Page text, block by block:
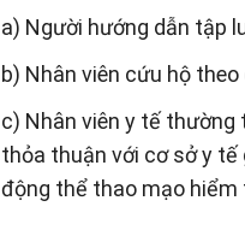
a) Người hướng dẫn tập
b) Nhân viên cứu hộ
c) Nhân viên y tế thường
thỏa thuận với cơ sở y
động thể thao mạo